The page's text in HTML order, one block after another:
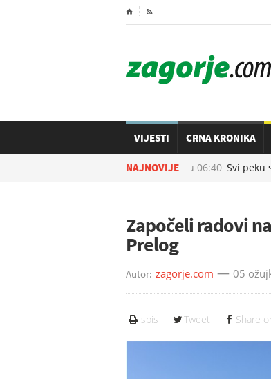
⌂ 
VIJESTI CRNA KRONIKA
NAJNOVIJE
08.08.2026. u 06:40 Svi peku
Započeli radovi
Prelog
Autor: zagorje.com 05
ispis Tweet Share